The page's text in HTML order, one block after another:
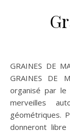
GRAINES DE MATHS Stand De la petite section au CE2
GRAINES DE
organisé par le
merveilles
géométriques.
donneront